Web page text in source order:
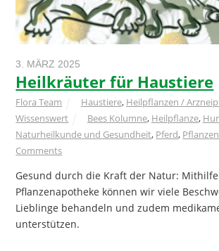
3. MÄRZ 2025
Heilkräuter für Haustiere
Flora Team Haustiere, Heilpflanzen /
Wissenswert
Bees Kolumne, Heilpflanze,
Naturheilkunde und Gesundheit, Pferd,
Comments
Gesund durch die Kraft der Natur:
Pflanzenapotheke können wir viele
Lieblinge behandeln und zudem
unterstützen.